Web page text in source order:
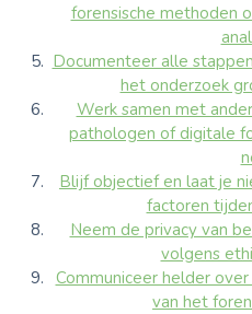
forensische methoden
Documenteer alle
het onderzoek
Werk samen met
pathologen of digitale
Blijf objectief en laat je
factoren
Neem de privacy van
volgens
Communiceer helder
van het